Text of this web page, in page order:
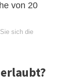
von 20
sich die